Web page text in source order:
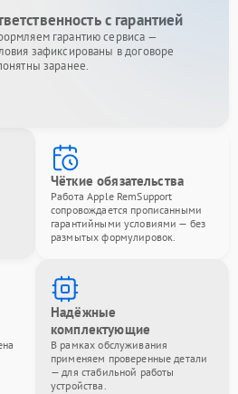
с гарантией
гарантию сервиса —
зафиксированы в договоре
заранее.
Чёткие обязательства
Работа Apple RemSupport
сопровождается прописанными
гарантийными условиями — без
размытых формулировок.
Надёжные
комплектующие
В рамках обслуживания
применяем проверенные детали
— для стабильной работы
устройства.